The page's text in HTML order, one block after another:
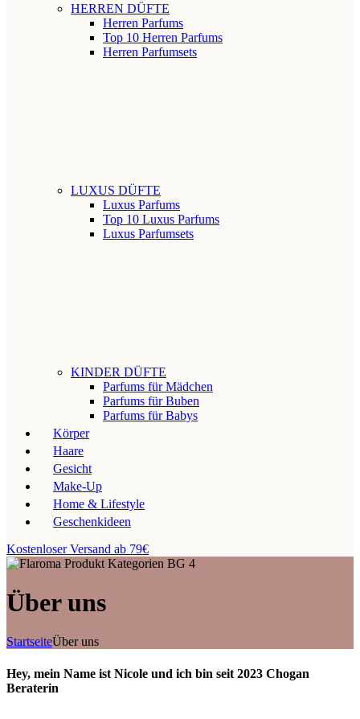
HERREN DÜFTE
Herren Parfums
Top 10 Herren Parfums
Herren Parfumsets
LUXUS DÜFTE
Luxus Parfums
Top 10 Luxus Parfums
Luxus Parfumsets
KINDER DÜFTE
Parfums für Mädchen
Parfums für Buben
Parfums für Babys
Körper
Haare
Gesicht
Make-Up
Home & Lifestyle
Geschenkideen
Kostenloser Versand ab 79€
Über uns
StartseiteÜber uns
Hey, mein Name ist Nicole und ich bin seit 2023 Chogan
Beraterin